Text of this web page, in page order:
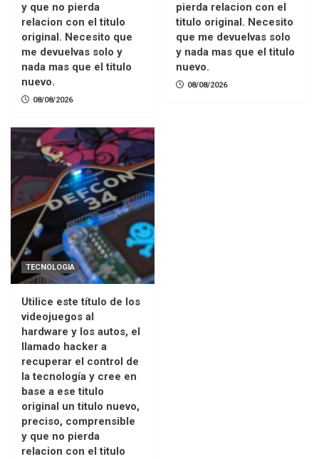
y que no pierda
relacion con el titulo
original. Necesito que
me devuelvas solo y
nada mas que el titulo
nuevo.
08/08/2026
pierda relacion con el
titulo original. Necesito
que me devuelvas solo
y nada mas que el titulo
nuevo.
08/08/2026
TECNOLOGIA
Utilice este título de los
videojuegos al
hardware y los autos, el
llamado hacker a
recuperar el control de
la tecnología y cree en
base a ese titulo
original un titulo nuevo,
preciso, comprensible
y que no pierda
relacion con el titulo